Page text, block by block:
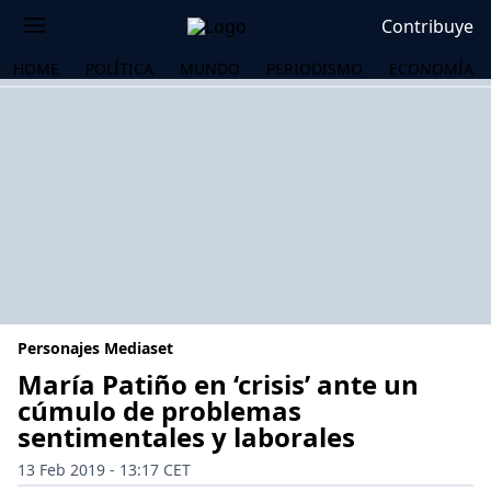
Contribuye
HOME POLÍTICA MUNDO PERIODISMO ECONOMÍA
Personajes Mediaset
María Patiño en ‘crisis’ ante un
cúmulo de problemas
sentimentales y laborales
13 Feb 2019 - 13:17 CET